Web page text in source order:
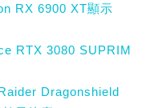
RX 6900 XT顯示
RTX 3080 SUPRIM
Dragonshield